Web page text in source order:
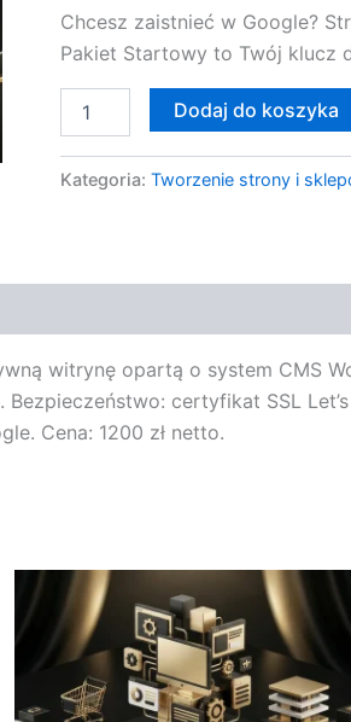
Chcesz zaistnieć w Google?
Pakiet Startowy to Twój klucz
Dodaj do koszyka
Kategoria: Tworzenie strony i
witrynę opartą o system CMS
certyfikat SSL
Cena: 1200 zł netto.